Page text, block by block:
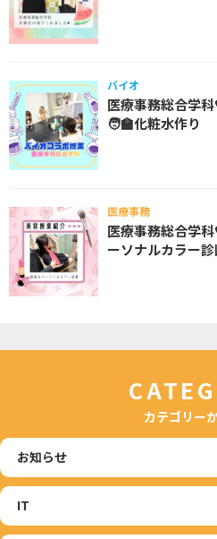
バイオ
医療事務総合学
🧑‍🏫化粧水作り
医療事務
医療事務総合学
ーソナルカラー
カテゴリー
お知らせ
IT